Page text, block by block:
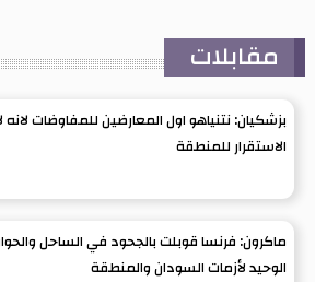
مقابلات
بزشكيان: نتنياهو اول المعارضين للمفاوضات لانه
الاستقرار للمنطقة
ماكرون: فرنسا قوبلت بالجحود في الساحل
الوحيد لأزمات السودان والمنطقة